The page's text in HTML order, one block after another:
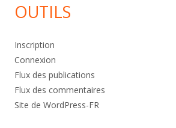
OUTILS
Inscription
Connexion
Flux des publications
Flux des commentaires
Site de WordPress-FR